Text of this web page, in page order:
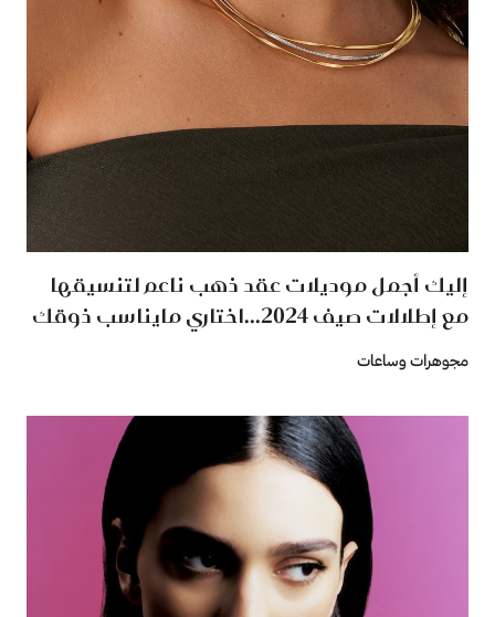
إليك أجمل موديلات عقد ذهب ناعم لتنسيقها
مع إطلالات صيف 2024...اختاري مايناسب ذوقك
مجوهرات وساعات